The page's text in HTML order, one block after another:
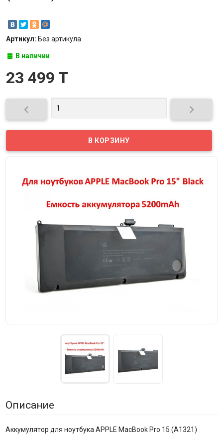
Артикул: Без артикула
В наличии
23 499 T
 
Описание
Аккумулятор для ноутбука APPLE MacBook Pro 15 (A1321)